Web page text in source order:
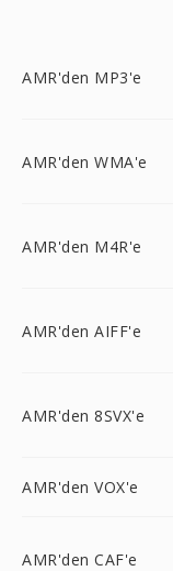
AMR'den MP3'e
AMR'den WMA'e
AMR'den M4R'e
AMR'den AIFF'e
AMR'den 8SVX'e
AMR'den VOX'e
AMR'den CAF'e